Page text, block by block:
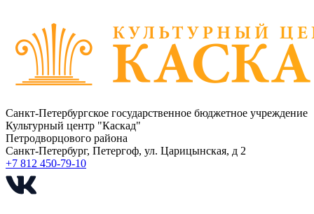
Санкт-Петербургское государственное бюджетное учреждение
Культурный центр "Каскад"
Петродворцового района
Санкт-Петербург, Петергоф, ул. Царицынская, д 2
+7 812 450-79-10